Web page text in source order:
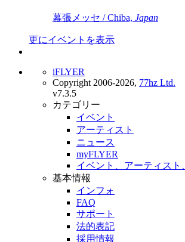
幕張メッセ / Chiba, Japan
更にイベントを表示
iFLYER
Copyright 2006-2026, 77hz Ltd.
v7.3.5
カテゴリー
イベント
アーティスト
ニュース
myFLYER
イベント、アーティスト
基本情報
インフォ
FAQ
サポート
法的表記
採用情報